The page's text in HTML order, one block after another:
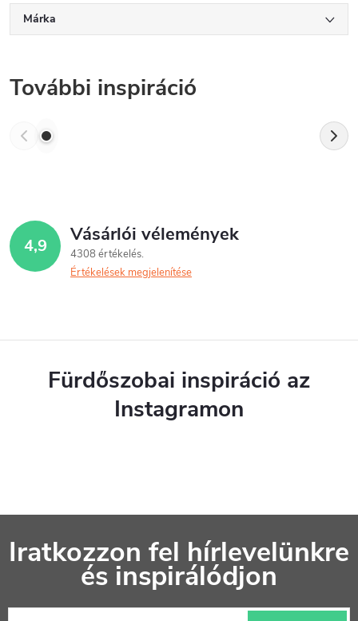
Márka
További inspiráció
4,9 Vásárlói vélemények
4308 értékelés
Értékelések megjelenítése
Fürdőszobai inspiráció az
Instagramon
áIratkozzon fel hírlevelünkre
és inspirálódjon